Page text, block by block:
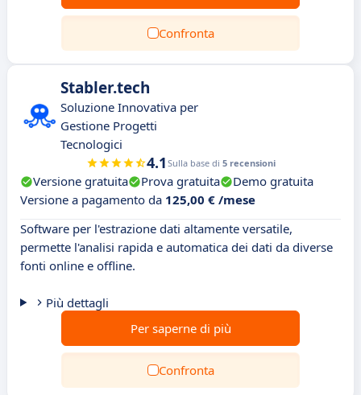
Confronta
Stabler.tech
Soluzione Innovativa per
Gestione Progetti
Tecnologici
4.1 Sulla base di 5 recensioni
Versione gratuita Prova gratuita
Demo gratuita
Versione a pagamento da 125,00 € /mese
Software per l'estrazione dati altamente versatile,
permette l'analisi rapida e automatica dei dati da diverse
fonti online e offline.
Più dettagli
Per saperne di più
Confronta